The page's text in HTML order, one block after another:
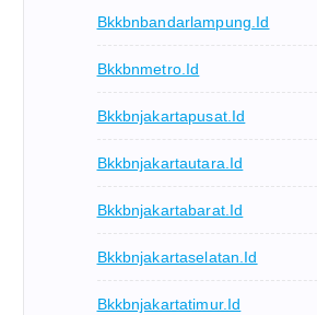
Bkkbnbandarlampung.id
Bkkbnmetro.id
Bkkbnjakartapusat.id
Bkkbnjakartautara.id
Bkkbnjakartabarat.id
Bkkbnjakartaselatan.id
Bkkbnjakartatimur.id